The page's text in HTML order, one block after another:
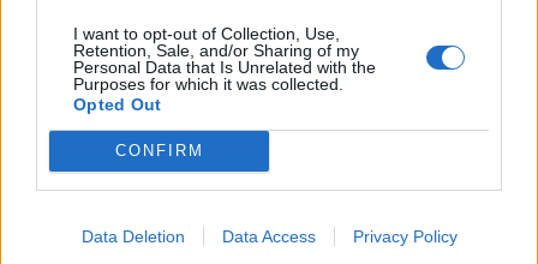
I want to opt-out of Collection, Use,
Retention, Sale, and/or Sharing of my
Personal Data that Is Unrelated with the
Purposes for which it was collected.
Opted Out
CONFIRM
Data Deletion Data Access Privacy Policy